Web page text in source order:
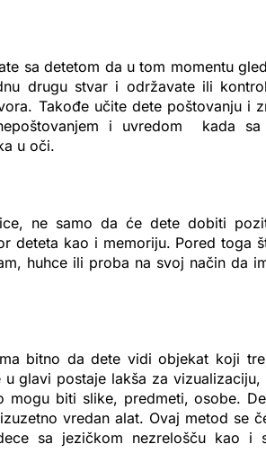
sa detetom da u tom momentu
drugu stvar i održavate ili
Takođe učite dete poštovanju i
i uvredom kada
u oči.
ne samo da će dete dobiti
deteta kao i memoriju. Pored toga
huhce ili proba na svoj način da
bitno da dete vidi objekat koji
u glavi postaje lakša za
mogu biti slike, predmeti, osobe.
vredan alat. Ovaj metod se
sa jezičkom nezrelošču kao i